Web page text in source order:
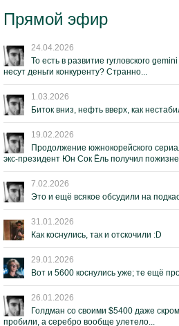
Прямой эфир
24.04.2026
То есть в развитие гугловского
несут деньги конкуренту? Странно...
1.03.2026
Биток вниз, нефть вверх, как
19.02.2026
Продолжение южнокорейского
экс-президент Юн Сок Ёль получил
7.02.2026
Это и ещё всякое обсудили на
31.01.2026
Как коснулись, так и отскочили :D
29.01.2026
Вот и 5600 коснулись уже; те ещё
26.01.2026
Голдман со своими $5400 даже
пробили, а серебро вообще улетело...